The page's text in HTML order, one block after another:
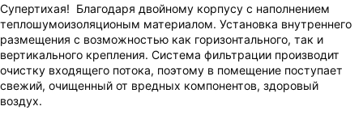
Супертихая! Благодаря двойному корпусу с наполнением
теплошумоизоляционым материалом. Установка внутреннего
размещения с возможностью как горизонтального, так и
вертикального крепления. Система фильтрации производит
очистку входящего потока, поэтому в помещение поступает
свежий, очищенный от вредных компонентов, здоровый
воздух.